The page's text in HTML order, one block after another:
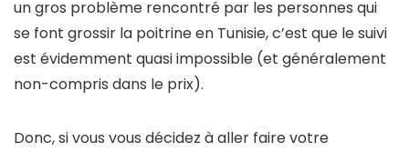
un gros problème rencontré par les personnes qui
se font grossir la poitrine en Tunisie, c’est que le suivi
est évidemment quasi impossible (et généralement
non-compris dans le prix).
Donc, si vous vous décidez à aller faire votre